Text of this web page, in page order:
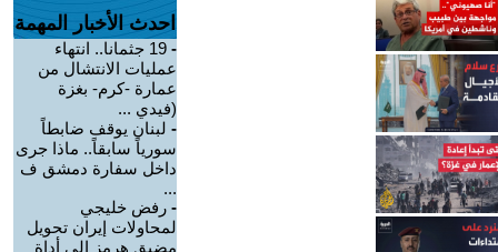
احدث الأخبار المهمة
-
19 جثمانا.. انتهاء
عمليات الانتشال من
عمارة -كرم- بغزة
(فيدي ...
- لبنان يوقف ضابطاً
سورياً سابقاً.. ماذا جرى
داخل سفارة دمشق ف
...
- رفض خليجي
لمحاولات إيران تحويل
مضيق هرمز إلى أداة